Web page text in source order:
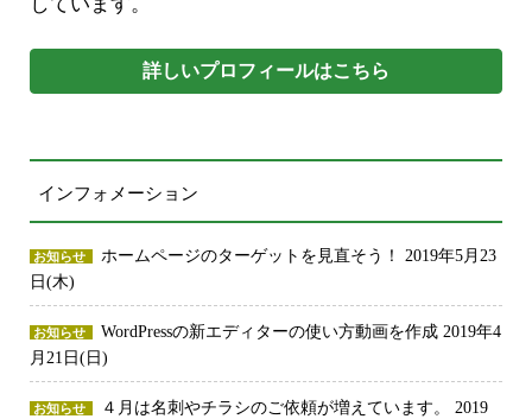
詳しいプロフィールはこちら
インフォメーション
お知らせ ホームページのターゲットを見直そう！ 2019年5月23
日(木)
お知らせ WordPressの新エディターの使い方動画を作成 2019年4
月21日(日)
お知らせ ４月は名刺やチラシのご依頼が増えています。 2019